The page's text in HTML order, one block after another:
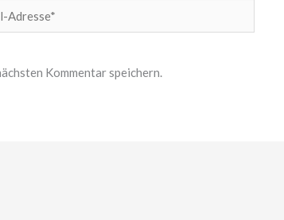
Kommentar speichern.